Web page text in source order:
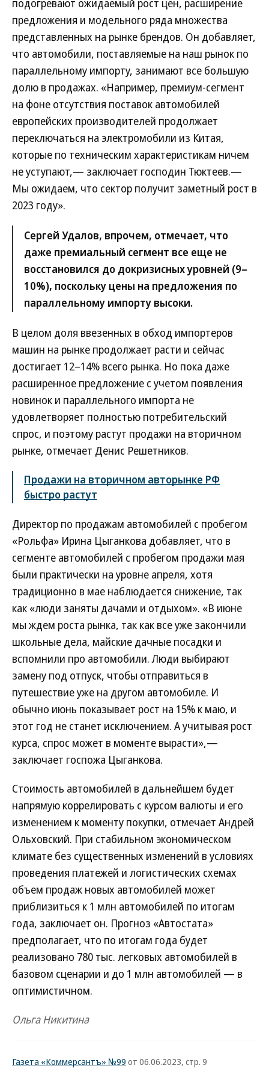
подогревают ожидаемый рост цен, расширение
предложения и модельного ряда множества
представленных на рынке брендов. Он добавляет,
что автомобили, поставляемые на наш рынок по
параллельному импорту, занимают все большую
долю в продажах. «Например, премиум-сегмент
на фоне отсутствия поставок автомобилей
европейских производителей продолжает
переключаться на электромобили из Китая,
которые по техническим характеристикам ничем
не уступают,— заключает господин Тюктеев.—
Мы ожидаем, что сектор получит заметный рост в
2023 году».
Сергей Удалов, впрочем, отмечает, что
даже премиальный сегмент все еще не
восстановился до докризисных уровней (9–
10%), поскольку цены на предложения по
параллельному импорту высоки.
В целом доля ввезенных в обход импортеров
машин на рынке продолжает расти и сейчас
достигает 12–14% всего рынка. Но пока даже
расширенное предложение с учетом появления
новинок и параллельного импорта не
удовлетворяет полностью потребительский
спрос, и поэтому растут продажи на вторичном
рынке, отмечает Денис Решетников.
Продажи на вторичном авторынке РФ
быстро растут
Директор по продажам автомобилей с пробегом
«Рольфа» Ирина Цыганкова добавляет, что в
сегменте автомобилей с пробегом продажи мая
были практически на уровне апреля, хотя
традиционно в мае наблюдается снижение, так
как «люди заняты дачами и отдыхом». «В июне
мы ждем роста рынка, так как все уже закончили
школьные дела, майские дачные посадки и
вспомнили про автомобили. Люди выбирают
замену под отпуск, чтобы отправиться в
путешествие уже на другом автомобиле. И
обычно июнь показывает рост на 15% к маю, и
этот год не станет исключением. А учитывая рост
курса, спрос может в моменте вырасти»,—
заключает госпожа Цыганкова.
Стоимость автомобилей в дальнейшем будет
напрямую коррелировать с курсом валюты и его
изменением к моменту покупки, отмечает Андрей
Ольховский. При стабильном экономическом
климате без существенных изменений в условиях
проведения платежей и логистических схемах
объем продаж новых автомобилей может
приблизиться к 1 млн автомобилей по итогам
года, заключает он. Прогноз «Автостата»
предполагает, что по итогам года будет
реализовано 780 тыс. легковых автомобилей в
базовом сценарии и до 1 млн автомобилей — в
оптимистичном.
Ольга Никитина
Газета «Коммерсантъ» №99 от 06.06.2023, стр. 9